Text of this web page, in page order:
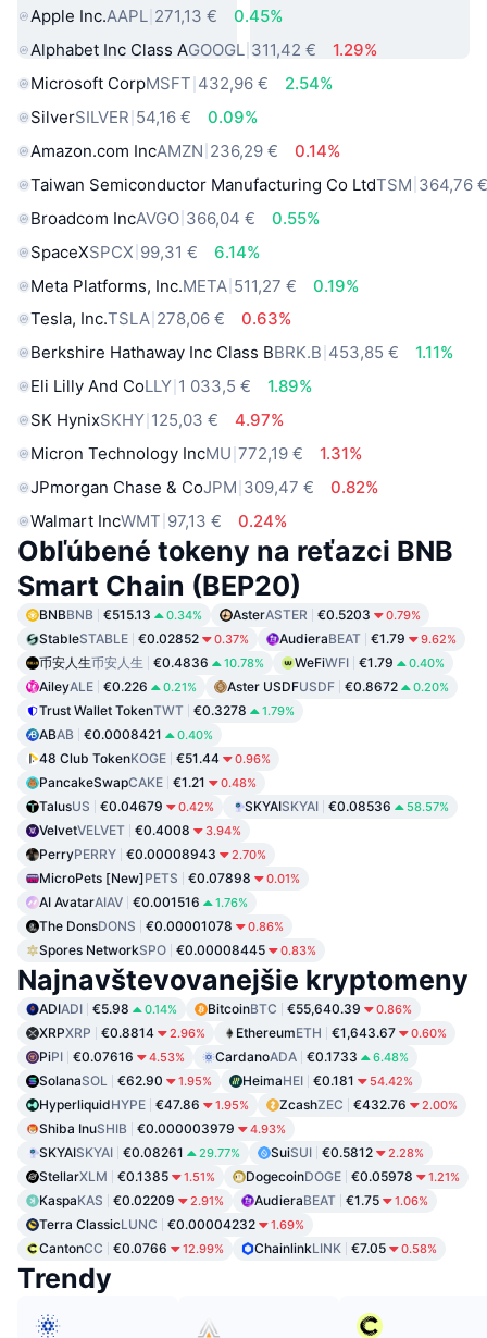
Apple Inc.AAPL 271,13 €
0.45%
Alphabet Inc Class AGOOGL 311,42 €
1.29%
Microsoft CorpMSFT 432,96 €
2.54%
SilverSILVER 54,16 €
0.09%
Amazon.com IncAMZN 236,29 €
0.14%
Taiwan Semiconductor Manufacturing Co LtdTSM 364,76
Broadcom IncAVGO 366,04 €
0.55%
SpaceXSPCX 99,31 €
6.14%
Meta Platforms, Inc.META 511,27 €
0.19%
Tesla, Inc.TSLA 278,06 €
0.63%
Berkshire Hathaway Inc Class BBRK.B 453,85 €
1.11%
Eli Lilly And CoLLY 1 033,5 €
1.89%
SK HynixSKHY 125,03 €
4.97%
Micron Technology IncMU 772,19 €
1.31%
JPmorgan Chase & CoJPM 309,47 €
0.82%
Walmart IncWMT 97,13 € 0.24%
Obľúbené tokeny na reťazci BNB
Smart Chain (BEP20)
BNBBNB €515.13 0.34% AsterASTER €0.5203 0.79%
StableSTABLE €0.02852 0.37% AudieraBEAT €1.79 9.62%
币安人生币安人生 €0.4836 10.78% WeFiWFI €1.79 0.40%
AileyALE €0.226 0.21% Aster USDFUSDF €0.8672 0.20%
Trust Wallet TokenTWT €0.3278 1.79%
ABAB €0.0008421 0.40%
48 Club TokenKOGE €51.44 0.96%
PancakeSwapCAKE €1.21 0.48%
TalusUS €0.04679 0.42% SKYAISKYAI €0.08536 58.57%
VelvetVELVET €0.4008 3.94%
PerryPERRY €0.00008943 2.70%
MicroPets [New]PETS €0.07898 0.01%
AI AvatarAIAV €0.001516 1.76%
The DonsDONS €0.00001078 0.86%
Spores NetworkSPO €0.00008445 0.83%
Najnavštevovanejšie kryptomeny
ADIADI €5.98 0.14% BitcoinBTC €55,640.39 0.86%
XRPXRP €0.8814 2.96% EthereumETH €1,643.67 0.60%
PiPI €0.07616 4.53% CardanoADA €0.1733 6.48%
SolanaSOL €62.90 1.95% HeimaHEI €0.181 54.42%
HyperliquidHYPE €47.86 1.95% ZcashZEC €432.76 2.00%
Shiba InuSHIB €0.000003979 4.93%
SKYAISKYAI €0.08261 29.77% SuiSUI €0.5812 2.28%
StellarXLM €0.1385 1.51% DogecoinDOGE €0.05978 1.21%
KaspaKAS €0.02209 2.91% AudieraBEAT €1.75 1.06%
Terra ClassicLUNC €0.00004232 1.69%
CantonCC €0.0766 12.99% ChainlinkLINK €7.05 0.58%
Trendy